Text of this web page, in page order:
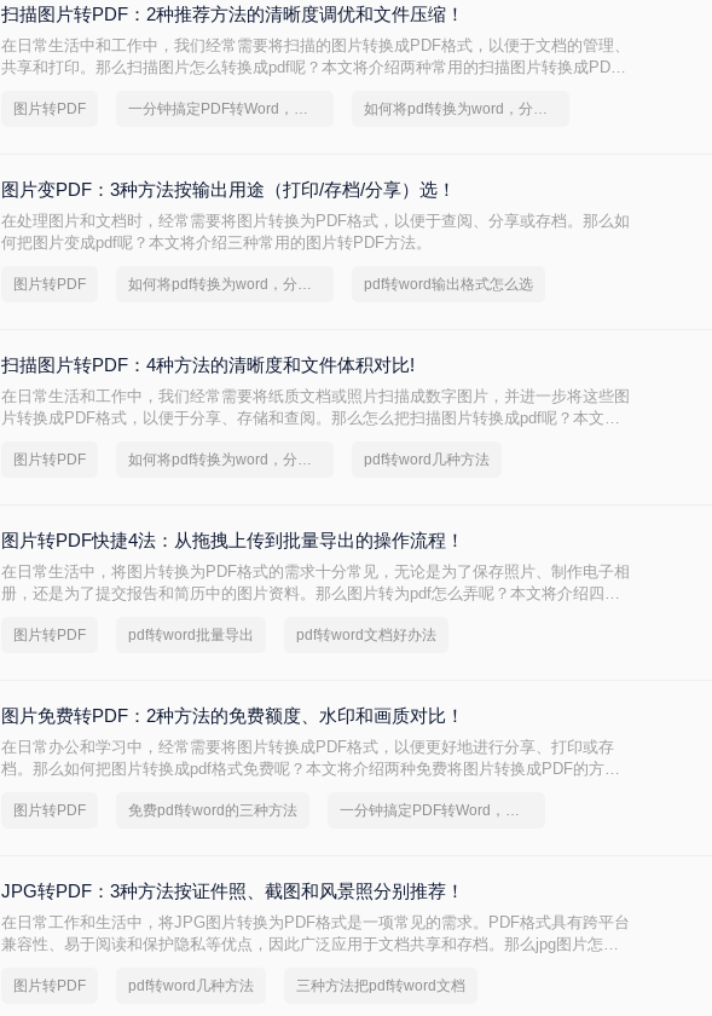
扫描图片转PDF：2种推荐方法的清晰度调优和文件压缩！
在日常生活中和工作中，我们经常需要将扫描的图片转换成PDF格式，以便于文档的管理、
共享和打印。那么扫描图片怎么转换成pdf呢？本文将介绍两种常用的扫描图片转换成PDF
图片转PDF 一分钟搞定PDF转Word，这2种简单方法，任意选择 如何将pdf转换为word，分享一种简单的方法
图片变PDF：3种方法按输出用途（打印/存档/分享）选！
在处理图片和文档时，经常需要将图片转换为PDF格式，以便于查阅、分享或存档。那么如
何把图片变成pdf呢？本文将介绍三种常用的图片转PDF方法。
图片转PDF 如何将pdf转换为word，分享一种简单的方法 pdf转word输出格式怎么选
扫描图片转PDF：4种方法的清晰度和文件体积对比!
在日常生活和工作中，我们经常需要将纸质文档或照片扫描成数字图片，并进一步将这些图
片转换成PDF格式，以便于分享、存储和查阅。那么怎么把扫描图片转换成pdf呢？本文将
图片转PDF 如何将pdf转换为word，分享一种简单的方法 pdf转word几种方法
图片转PDF快捷4法：从拖拽上传到批量导出的操作流程！
在日常生活中，将图片转换为PDF格式的需求十分常见，无论是为了保存照片、制作电子相
册，还是为了提交报告和简历中的图片资料。那么图片转为pdf怎么弄呢？本文将介绍四种
图片转PDF pdf转word批量导出 pdf转word文档好办法
图片免费转PDF：2种方法的免费额度、水印和画质对比！
在日常办公和学习中，经常需要将图片转换成PDF格式，以便更好地进行分享、打印或存
档。那么如何把图片转换成pdf格式免费呢？本文将介绍两种免费将图片转换成PDF的方
图片转PDF 免费pdf转word的三种方法 一分钟搞定PDF转Word，这2种简单方法，任意选择
JPG转PDF：3种方法按证件照、截图和风景照分别推荐！
在日常工作和生活中，将JPG图片转换为PDF格式是一项常见的需求。PDF格式具有跨平台
兼容性、易于阅读和保护隐私等优点，因此广泛应用于文档共享和存档。那么jpg图片怎么
图片转PDF pdf转word几种方法 三种方法把pdf转word文档